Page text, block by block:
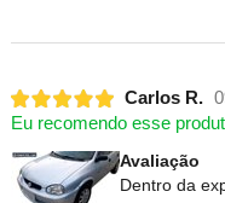
Carlos R.
Eu recomendo esse
Avaliação
Dentro da